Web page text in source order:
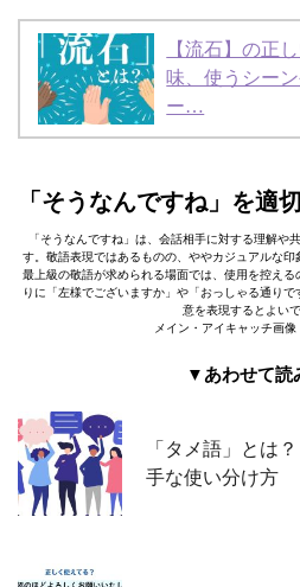
【流石】の正
味、使うシー
ー…
「そうなんですね」を適
「そうなんですね」は、会話相手に対する理解や
す。敬語表現ではあるものの、ややカジュアルな印
最上級の敬語が求められる場面では、使用を控え
りに「左様でございますか」や「おっしゃる通り
意を表現するとよいで
メイン・アイキャッチ画像
▼あわせて読
「タメ語」とは
手な使い分け方